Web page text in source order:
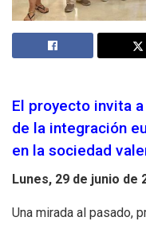
El proyecto invita
de la integración
en la sociedad
Lunes, 29 de junio de
Una mirada al pasado,